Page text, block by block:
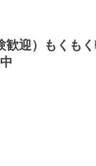
歓迎）もくも